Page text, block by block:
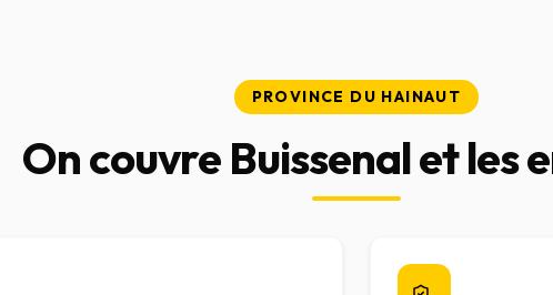
PROVINCE DU HAINAUT
On couvre Buissenal et les